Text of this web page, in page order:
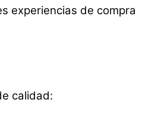
experiencias de compra
calidad: